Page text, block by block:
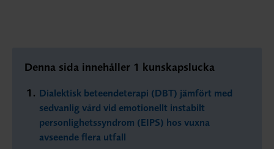
Denna sida innehåller 1 kunskapslucka
Dialektisk beteendeterapi (DBT) jämfört med
sedvanlig vård vid emotionellt instabilt
personlighetssyndrom (EIPS) hos vuxna
avseende flera utfall